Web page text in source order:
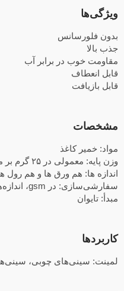
ویژگی‌ها
بدون فلورسانس
جذب بالا
مقاومت خوب در برابر آب
قابل انعطاف
قابل بازیافت
مشخصات
مواد: خمیر کاغذ
وزن پایه: معمولی در ۲۵ گرم بر متر مربع
اندازه ها: هم ورق ها و هم
سفارشی‌سازی: در gsm، اندازه‌ها و رنگ‌ها موجود است
مبدأ: تایوان
کاربردها
لمینت: سینی‌های چوبی،